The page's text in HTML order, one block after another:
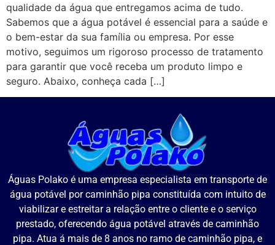
qualidade da água que entregamos acima de tudo.
Sabemos que a água potável é essencial para a saúde e
o bem-estar da sua família ou empresa. Por esse
motivo, seguimos um rigoroso processo de tratamento
para garantir que você receba um produto limpo e
seguro. Abaixo, conheça cada […]
Águas Polako é uma empresa especialista em transporte de
água potável por caminhão pipa constituída com intuito de
viabilizar e estreitar a relação entre o cliente e o serviço
prestado, oferecendo água potável através de caminhão
pipa. Atua á mais de 8 anos no ramo de caminhão pipa, e